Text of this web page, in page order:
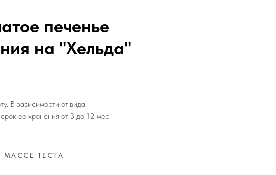
печенье
на "Хельда"
В зависимости от вида
ее хранения от 3 до 12 мес.
МАССЕ ТЕСТА